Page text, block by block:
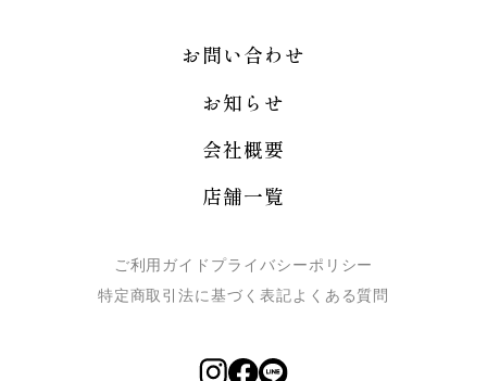
お問い合わせ
お知らせ
会社概要
店舗一覧
ご利用ガイド プライバシーポリシー
特定商取引法に基づく表記よくある質問